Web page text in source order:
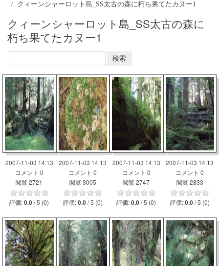
クィーンシャーロット島_SS太古の森に朽ち果てたカヌー1
クィーンシャーロット島_SS太古の森に
朽ち果てたカヌー1
2007-11-03 14:13
コメント 0
閲覧 2721
評価:0.0 / 5 (0)
2007-11-03 14:13
コメント 0
閲覧 3005
評価:0.0 / 5 (0)
2007-11-03 14:13
コメント 0
閲覧 2747
評価:0.0 / 5 (0)
2007-11-03 14:13
コメント 0
閲覧 2833
評価:0.0 / 5 (0)